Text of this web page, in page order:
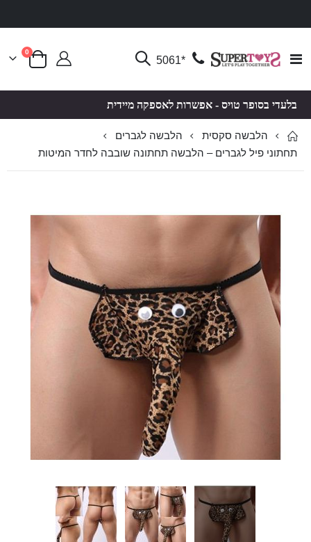
Toggle
*5061 סל קניות
0פריטים
בלעדי בסופר טויס - אפשרות לאספקה מיידית
הלבשה סקסית
הלבשה לגברים
תחתוני פיל לגברים – הלבשה תחתונה שובבה לחדר המיטות
לסוף
להתחלה